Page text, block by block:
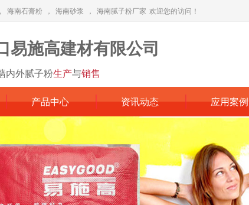
， 海南石膏粉 ， 海南砂浆 ， 海南腻子粉厂家 欢迎您的访问！
易施高建材有限公司
内外腻子粉生产与销售
产品中心 资讯动态 应用案例